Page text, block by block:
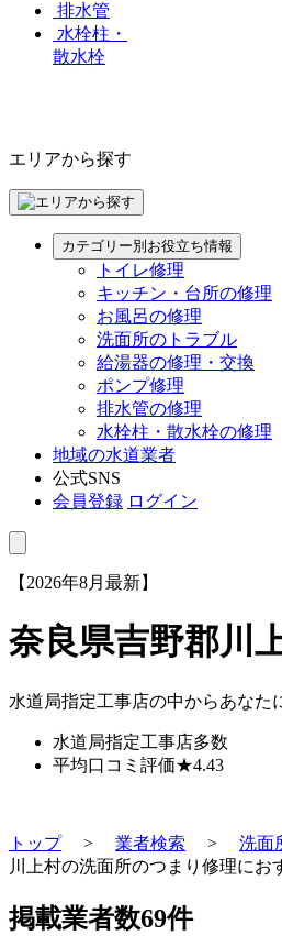
排水管
水栓柱・
散水栓
エリアから探す
カテゴリー別お役立ち情報
トイレ修理
キッチン・台所の修理
お風呂の修理
洗面所のトラブル
給湯器の修理・交換
ポンプ修理
排水管の修理
水栓柱・散水栓の修理
地域の水道業者
公式SNS
会員登録 ログイン
【2026年8月最新】
奈良県吉野郡川
水道局指定工事店の中からあなた
水道局指定工事店多数
平均口コミ評価★4.43
トップ> 業者検索 > 洗面
川上村の洗面所のつまり修理にお
掲載業者数69件